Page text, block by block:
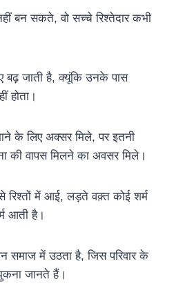
बन सकते, वो सच्चे रिश्तेदार कभी
बढ़ जाती है, क्यूंकि उनके पास
होता।
के लिए अक्सर मिले, पर इतनी
की वापस मिलने का अवसर मिले।
में आई, लड़ते वक़्त कोई शर्म
आती है।
समाज में उठता है, जिस परिवार के
जानते हैं।